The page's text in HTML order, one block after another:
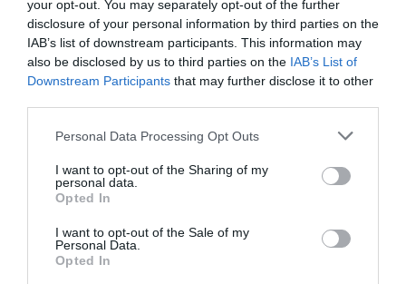
your opt-out. You may separately opt-out of the further
disclosure of your personal information by third parties on the
IAB’s list of downstream participants. This information may
also be disclosed by us to third parties on the IAB’s List of
Downstream Participants that may further disclose it to other
Personal Data Processing Opt Outs
I want to opt-out of the Sharing of my
personal data.
Opted In
I want to opt-out of the Sale of my
Personal Data.
Opted In
ένιωσε πραγματικά περήφανη για τον εαυτό
της.«Δεν πίστευα ποτέ ότι θα το έλεγα
αυτό»,σχολίασε.
Το ντοκιμαντέρ άγγιξε και τις φήμες που είχαν
από το brand της και την οικονομική του πορεία.
Σε παλαιότερη συνέντευξή της είχε αναφέρει
ότι στην αρχή υπήρχαν σχόλια πως το fashion
label της ήταν «δεύτερο» και «κενό ουσίας» ή ότι